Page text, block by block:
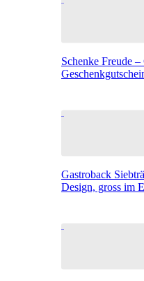
Schenke Freude
Gastroback
Design, gross im